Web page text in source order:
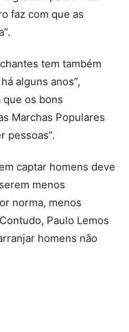
faz com que as
tem também
alguns anos”,
que os bons
Marchas Populares
pessoas”.
captar homens deve
menos
norma, menos
Paulo Lemos
homens não